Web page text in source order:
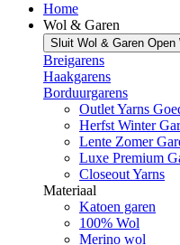
Home
Wol & Garen
Sluit Wol & Garen Open
Breigarens
Haakgarens
Borduurgarens
Outlet Yarns
Herfst Winter
Lente Zomer
Luxe Premium
Closeout Yarns
Materiaal
Katoen garen
100% Wol
Merino wol